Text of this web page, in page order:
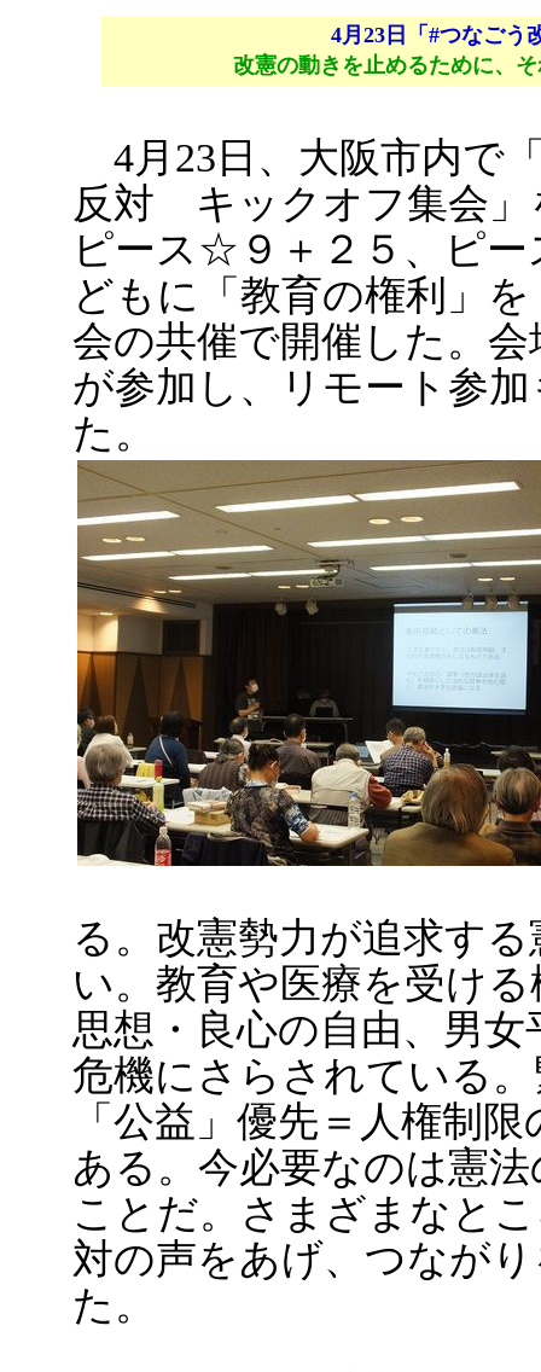
4月23日「#つなご
改憲の動きを止めるために、
4月23日、大阪市内で
反対 キックオフ集会」
ピース☆９＋２５、ピー
どもに「教育の権利」
会の共催で開催した。
が参加し、リモート参
た。
る。改憲勢力が追求す
い。教育や医療を受け
思想・良心の自由、男
危機にさらされている
「公益」優先＝人権制
ある。今必要なのは憲
ことだ。さまざまなと
対の声をあげ、つなが
た。